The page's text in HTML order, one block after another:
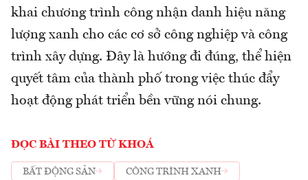
khai chương trình công nhận danh hiệu năng
lượng xanh cho các cơ sở công nghiệp và công
trình xây dựng. Đây là hướng đi đúng, thể hiện
quyết tâm của thành phố trong việc thúc đẩy
hoạt động phát triển bền vững nói chung.
ĐỌC BÀI THEO TỪ KHOÁ
BẤT ĐỘNG SẢN
CÔNG TRÌNH XANH